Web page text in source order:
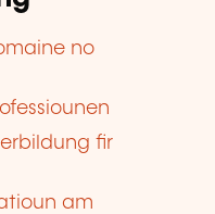
no
fir
am